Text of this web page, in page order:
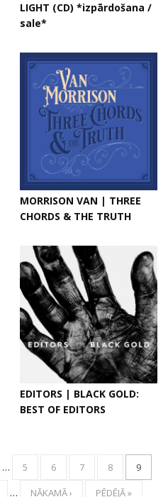
LIGHT (CD) *izpārdošana /
sale*
MORRISON VAN | THREE
CHORDS & THE TRUTH
EDITORS | BLACK GOLD:
BEST OF EDITORS
… 5 6 7 8
9
… NĀKAMĀ › PĒDĒJĀ »